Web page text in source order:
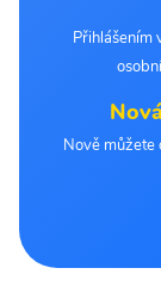
Přihlášením
Nově můžete